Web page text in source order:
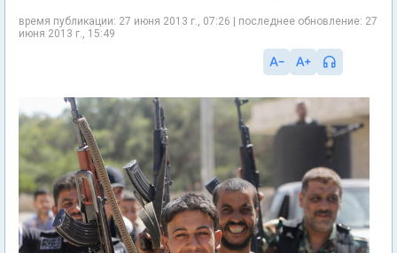
время публикации: 27 июня 2013 г., 07:26 | последнее обновление: 27
июня 2013 г., 15:49